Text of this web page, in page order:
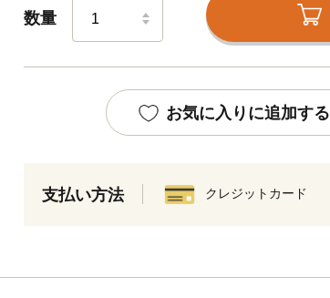
数量
お気に入りに追加する
支払い方法 クレジットカード